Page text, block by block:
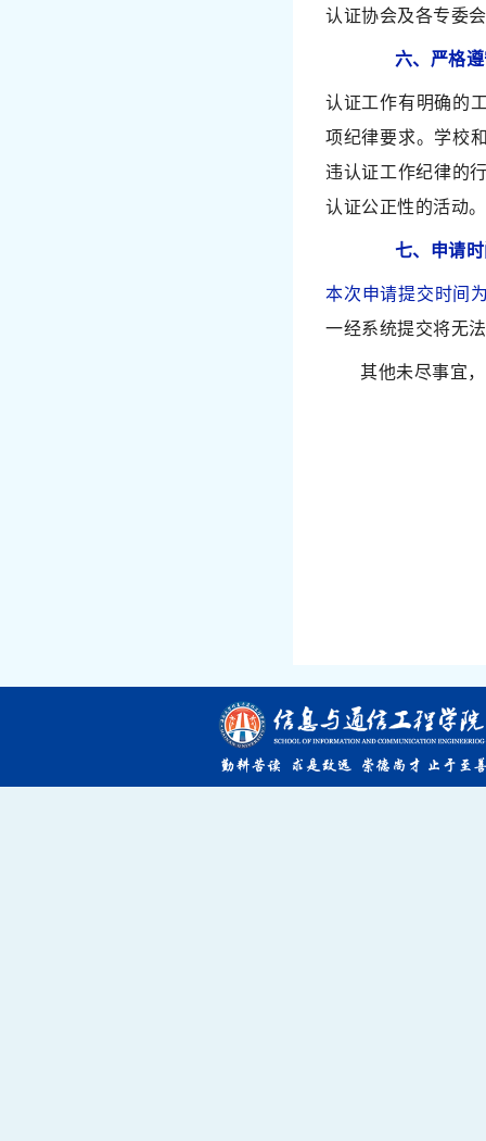
认证协会及各专委
六、严格
认证工作有明确的
项纪律要求。学校
违认证工作纪律的
认证公正性的活动。
七、申请
本次申请提交时间
一经系统提交将无
其他未尽事宜